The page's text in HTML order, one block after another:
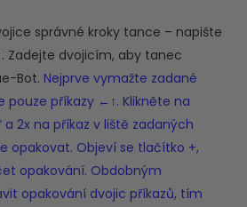
správné kroky tance – napište
dvojicím, aby tanec
Bot. Nejprve vymažte zadané
pouze příkazy ←↑. Klikněte na
a 2x na příkaz v liště zadaných
opakovat. Objeví se tlačítko +,
opakování. Obdobným
opakování dvojic příkazů, tím